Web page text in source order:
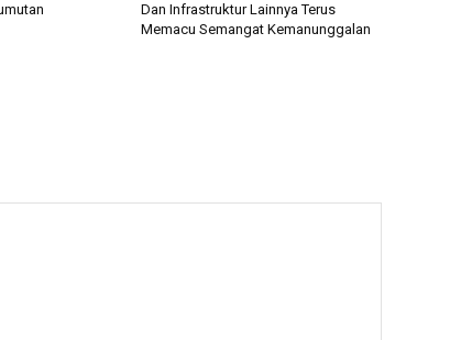
Dan Infrastruktur Lainnya Terus
Memacu Semangat Kemanunggalan